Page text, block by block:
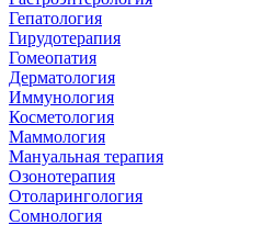
Гепатология
Гирудотерапия
Гомеопатия
Дерматология
Иммунология
Косметология
Маммология
Мануальная терапия
Озонотерапия
Отоларингология
Сомнология